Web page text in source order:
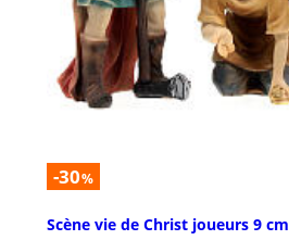
-30%
Scène vie de Christ joueurs 9 cm